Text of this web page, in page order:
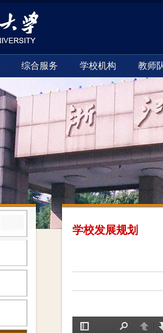
综合服务 学校机构 教师
学校发展规划